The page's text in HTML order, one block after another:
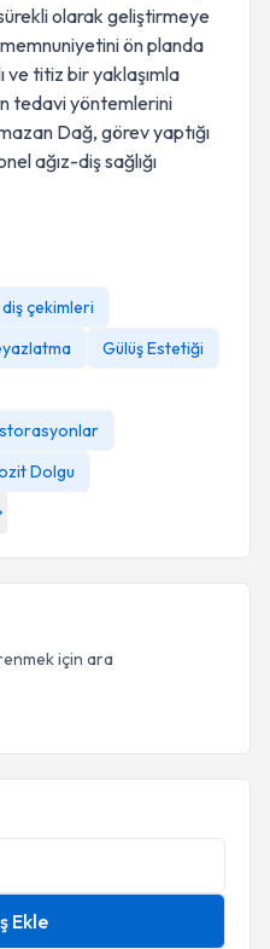
olarak geliştirmeye
ön planda
titiz bir yaklaşımla
tedavi yöntemlerini
Dağ, görev yaptığı
ağız-diş sağlığı
çekimleri
Gülüş Estetiği
Dolgu
için ara
Ekle